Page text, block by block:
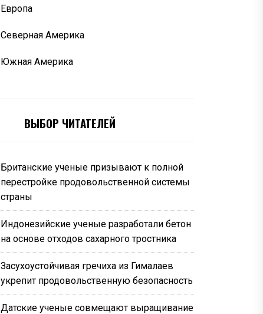
Европа
Северная Америка
Южная Америка
ВЫБОР ЧИТАТЕЛЕЙ
Британские ученые призывают к полной
перестройке продовольственной системы
страны
Индонезийские ученые разработали бетон
на основе отходов сахарного тростника
Засухоустойчивая гречиха из Гималаев
укрепит продовольственную безопасность
Датские ученые совмещают выращивание